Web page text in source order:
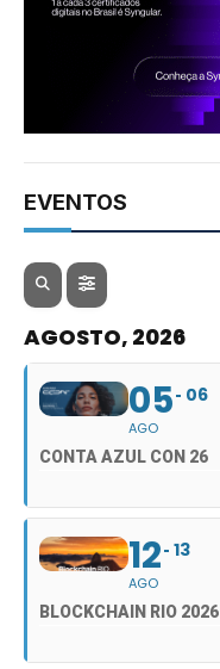
EVENTOS
AGOSTO, 2026
05
AGO
06
CONTA AZUL CON 26
12
AGO
13
BLOCKCHAIN RIO 2026